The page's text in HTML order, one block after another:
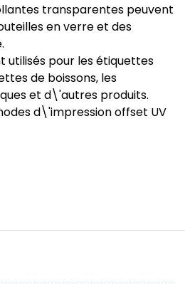
transparentes peuvent
en verre et des
utilisés pour les étiquettes
de boissons, les
et d\'autres produits.
d\'impression offset UV